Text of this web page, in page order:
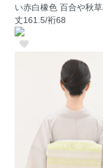
い赤白橡色 百合や秋
丈161.5/裄68